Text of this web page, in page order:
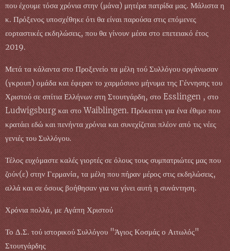
που έχουμε τόσα χρόνια στην (μάνα) μητέρα πατρίδα μας. Μάλιστα η
κ. Πρόξενος υποσχέθηκε ότι θα είναι παρούσα στις επόμενες
εορταστικές εκδηλώσεις, που θα γίνουν μέσα στο επετειακό έτος
2019.
Μετά τα κάλαντα στο Προξενείο τα μέλη τού Συλλόγου οργάνωσαν
(γκρουπ) ομάδα και έφεραν το χαρμόσυνο μήνυμα της Γέννησης του
Χριστού σε σπίτια Ελλήνων στη Στουτγάρδη, στο Esslingen , στο
Ludwigsburg και στο Waiblingen. Πρόκειται για ένα έθιμο που
κρατάει εδώ και πενήντα χρόνια και συνεχίζεται πλέον από τις νέες
γενιές του Συλλόγου.
Τέλος ευχόμαστε καλές γιορτές σε όλους τους συμπατριώτες μας που
ζούν(ε) στην Γερμανία, τα μέλη που πήραν μέρος στις εκδηλώσεις,
αλλά και σε όσους βοήθησαν για να γίνει αυτή η συνάντηση.
Χρόνια πολλά, με Αγάπη Χριστού
Το Δ.Σ. τού ιστορικού Συλλόγου "Άγιος Κοσμάς ο Αιτωλός"
Στουτγάρδης